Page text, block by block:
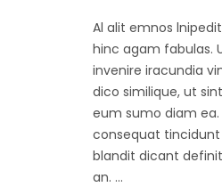
Al alit emnos
hinc agam fabulas.
invenire iracundia
dico similique, ut
eum sumo diam ea.
consequat
blandit dicant
an.